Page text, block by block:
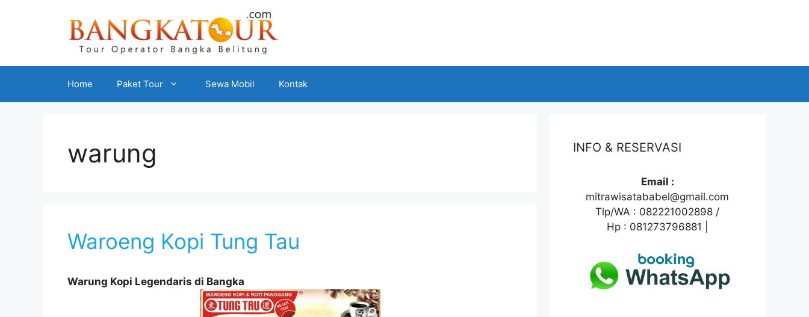
Home Paket Tour Sewa Mobil Kontak
warung
Waroeng Kopi Tung Tau
Warung Kopi Legendaris di Bangka
INFO & RESERVASI
Email :
mitrawisatababel@gmail.com
Tlp/WA : 082221002898 /
Hp : 081273796881 |